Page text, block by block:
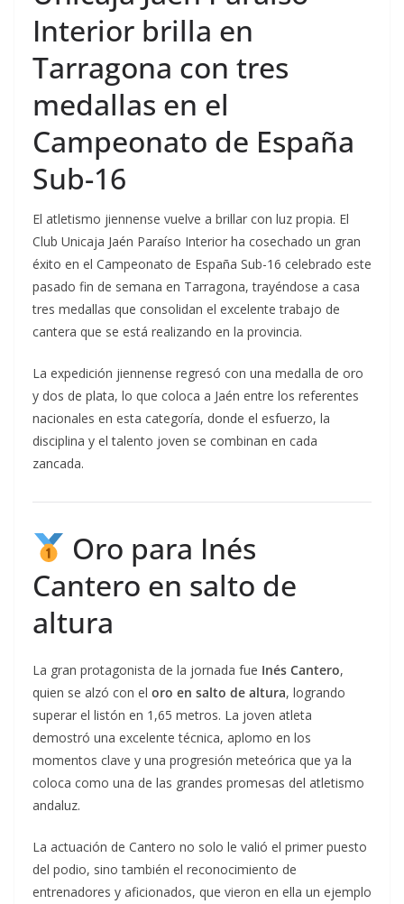
Interior brilla en
Tarragona con tres
medallas en el
Campeonato de España
Sub-16
El atletismo jiennense vuelve a brillar con luz propia. El
Club Unicaja Jaén Paraíso Interior ha cosechado un gran
éxito en el Campeonato de España Sub-16 celebrado este
pasado fin de semana en Tarragona, trayéndose a casa
tres medallas que consolidan el excelente trabajo de
cantera que se está realizando en la provincia.
La expedición jiennense regresó con una medalla de oro
y dos de plata, lo que coloca a Jaén entre los referentes
nacionales en esta categoría, donde el esfuerzo, la
disciplina y el talento joven se combinan en cada
zancada.
Oro para Inés
Cantero en salto de
altura
La gran protagonista de la jornada fue Inés Cantero,
quien se alzó con el oro en salto de altura, logrando
superar el listón en 1,65 metros. La joven atleta
demostró una excelente técnica, aplomo en los
momentos clave y una progresión meteórica que ya la
coloca como una de las grandes promesas del atletismo
andaluz.
La actuación de Cantero no solo le valió el primer puesto
del podio, sino también el reconocimiento de
entrenadores y aficionados, que vieron en ella un ejemplo